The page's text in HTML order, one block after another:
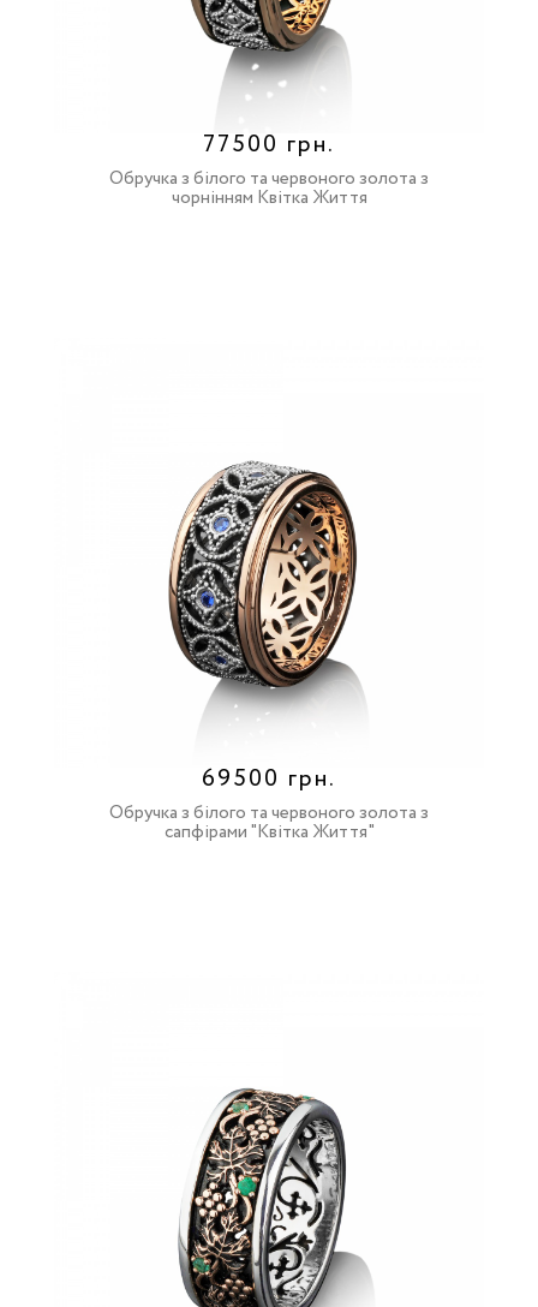
77500 грн.
Обручка з білого та червоного золота з
чорнінням Квітка Життя
69500 грн.
Обручка з білого та червоного золота з
сапфірами "Квітка Життя"